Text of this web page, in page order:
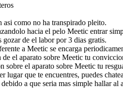
como no ha transpirado pleito.
hacia el pelo Meetic entrar
de el labor por 3 dias gratis.
a Meetic se encarga
el aparato sobre Meetic tu
sobre el aparato sobre Meetic tu
lugar que te encuentres, puedes
a que seria mas simple hallar al